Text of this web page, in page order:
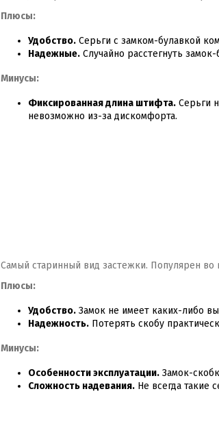
Плюсы:
Удобство. Серьги с замком-булавкой
Надежные. Случайно расстегнуть
Минусы:
Фиксированная длина штифта. Серьги
невозможно из-за дискомфорта.
Самый старинный вид застежки. Популярен во
Плюсы:
Удобство. Замок не имеет каких-либо
Надежность. Потерять скобу
Минусы:
Особенности эксплуатации. Замок-
Сложность надевания. Не всегда такие